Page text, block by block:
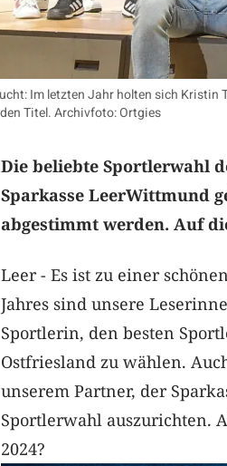
Im letzten Jahr holten sich Kristin
Titel. Archivfoto: Ortgies
Die beliebte Sportlerwahl
Sparkasse LeerWittmund
abgestimmt werden. Auf
Leer - Es ist zu einer
Jahres sind unsere
Sportlerin, den besten
Ostfriesland zu wählen.
unserem Partner, der
Sportlerwahl auszurichten.
2024?